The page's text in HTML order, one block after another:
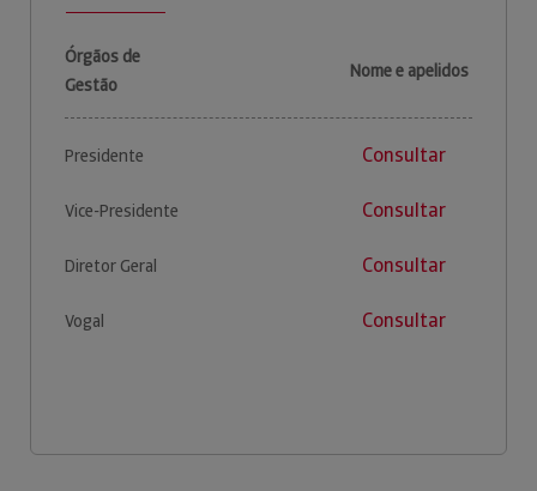
Órgãos de
Gestão
Nome e apelidos
Presidente Consultar
Vice-Presidente Consultar
Diretor Geral Consultar
Vogal Consultar